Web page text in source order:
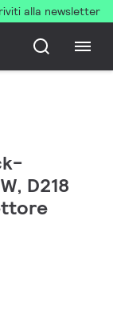
alla newsletter
D218